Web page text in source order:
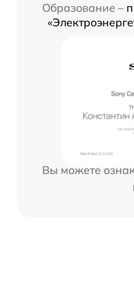
Образование –
Вы можете